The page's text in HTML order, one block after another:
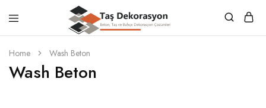
Taş
Dekorasyon
Beton,
Taş
ve
Bahçe
Dekorasyon
Home Wash Beton
Wash Beton